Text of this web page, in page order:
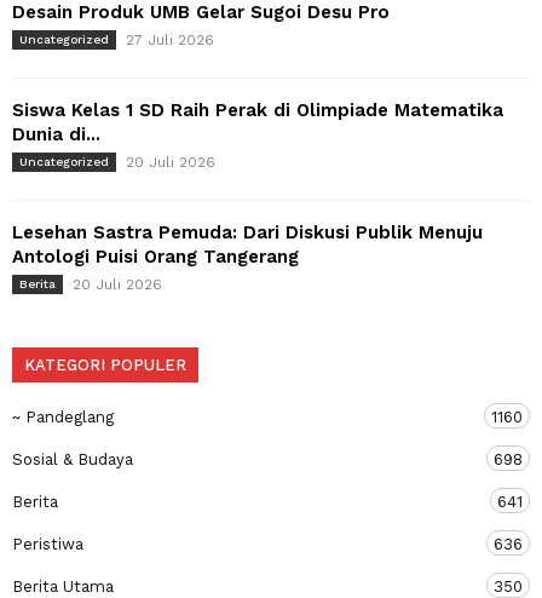
Desain Produk UMB Gelar Sugoi Desu Pro
Uncategorized 27 Juli 2026
Siswa Kelas 1 SD Raih Perak di Olimpiade Matematika
Dunia di...
Uncategorized 20 Juli 2026
Lesehan Sastra Pemuda: Dari Diskusi Publik Menuju
Antologi Puisi Orang Tangerang
Berita 20 Juli 2026
KATEGORI POPULER
~ Pandeglang 1160
Sosial & Budaya 698
Berita 641
Peristiwa 636
Berita Utama 350